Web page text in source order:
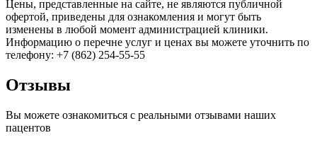
Цены, представленные на сайте, не являются публичной
офертой, приведены для ознакомления и могут быть
изменены в любой момент администрацией клиники.
Информацию о перечне услуг и ценах вы можете уточнить по
телефону: +7 (862) 254-55-55
Отзывы
Вы можете ознакомиться с реальными отзывами наших
пацентов